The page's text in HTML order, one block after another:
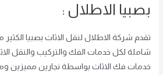
بصبيا الاطلال :
تقدم شركة الاطلال لنقل الاثاث بصبيا
شاملة لكل خدمات الفك والتركيب والنقل
خدمات فك الاثاث بواسطة نجارين مميزين